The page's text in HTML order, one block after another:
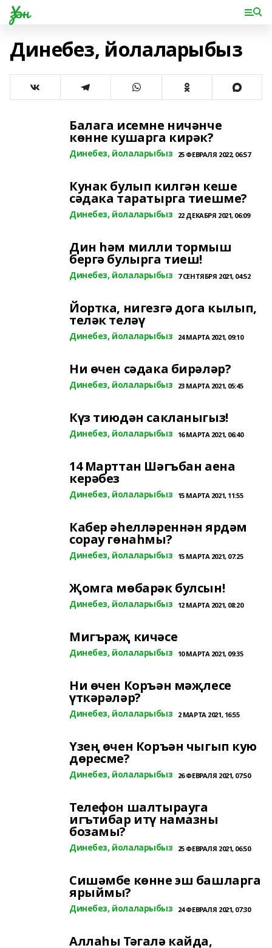
Үзән
Динебез, йолаларыбыз
Балага исемне ничәнче
көнне кушарга кирәк?
Динебез, йолаларыбыз 25 ФЕВРАЛЯ 2022, 06:57
Кунак булып килгән кеше
сәдака таратырга тиешме?
Динебез, йолаларыбыз 22 ДЕКАБРЯ 2021, 06:09
Дин һәм милли тормыш
бергә булырга тиеш!
Динебез, йолаларыбыз 7 СЕНТЯБРЯ 2021, 04:52
Йортка, нигезгә дога кылып,
теләк теләү
Динебез, йолаларыбыз 24 МАРТА 2021, 09:10
Ни өчен сәдака бирәләр?
Динебез, йолаларыбыз 23 МАРТА 2021, 05:45
Күз тиюдән сакланыгыз!
Динебез, йолаларыбыз 16 МАРТА 2021, 06:40
14 Марттан Шәгъбан аена
керәбез
Динебез, йолаларыбыз 15 МАРТА 2021, 11:55
Кабер әһелләреннән ярдәм
сорау гөнаһмы?
Динебез, йолаларыбыз 15 МАРТА 2021, 07:25
Җомга мөбарәк булсын!
Динебез, йолаларыбыз 12 МАРТА 2021, 08:20
Мигъраҗ кичәсе
Динебез, йолаларыбыз 10 МАРТА 2021, 09:35
Ни өчен Коръән мәҗлесе
үткәрәләр?
Динебез, йолаларыбыз 2 МАРТА 2021, 16:55
Үзең өчен Коръән чыгып кую
дөресме?
Динебез, йолаларыбыз 26 ФЕВРАЛЯ 2021, 07:50
Телефон шалтырауга
игътибар итү намазны
бозамы?
Динебез, йолаларыбыз 25 ФЕВРАЛЯ 2021, 06:50
Сишәмбе көнне эш башларга
ярыймы?
Динебез, йолаларыбыз 24 ФЕВРАЛЯ 2021, 07:30
Аллаһы Тәгалә кайда,